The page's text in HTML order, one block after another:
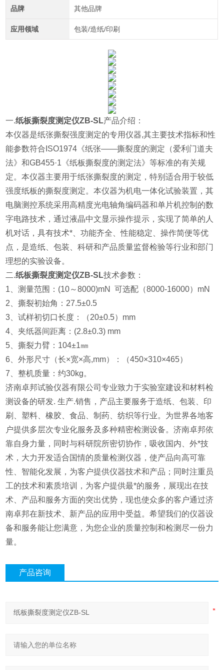
品牌 其他品牌
应用领域 包装/造纸/印刷
一.纸板撕裂度测定仪ZB-SL产品介绍：
本仪器是纸张撕裂强度测定的专用仪器,其主要技术指标和性
能参数符合ISO1974《纸张——撕裂度的测定（爱利门道夫
法》和GB455·1《纸板撕裂度的测定法》等标准的有关规
定。本仪器主要用于纸张撕裂度的测定，特别适合用于较低
强度纸板的撕裂度测定。本仪器为机电一体化试验装置，其
电脑测控系统采用高精度光电轴角编码器和单片机控制的数
字电路技术，通过液晶中文显示操作提示，实现了简单的人
机对话，具有技术*、功能齐全、性能稳定、操作简便等优
点，是造纸、包装、科研和产品质量监督检验等行业和部门
理想的实验设备。
二.纸板撕裂度测定仪ZB-SL技术参数：
1、测量范围： (10～8000)mN可选配（8000-16000） mN
2、撕裂初始角：27.5±0.5
3、试样初切口长度：（20±0.5）mm
4、夹纸器间距离：(2.8±0.3) mm
5、撕裂力臂：104±1㎜
6、外形尺寸（长×宽×高,mm）：（450×310×465）
7、整机质量：约30kg。
济南卓邦试验仪器有限公司专业致力于实验室建设和材料检
测设备的研发. 生产.销售，产品主要服务于造纸、包装、印
刷、塑料、橡胶、食品、制药、纺织等行业。为世界各地客
户提供多层次专业化服务及多种精密检测设备。济南卓邦依
靠自身力量，同时与科研院所密切协作，吸收国内、外*技
术，大力开发适合国情的质量检测仪器，使产品向高可靠
性、智能化发展，为客户提供仪器技术和产品；同时注重员
工的技术和素质培训，为客户提供最*的服务，展现出在技
术、产品和服务方面的突出优势，现也使众多的客户通过济
南卓邦在新技术、新产品的应用中受益。希望我们的仪器设
备和服务能让您满意，为您企业的质量控制和检测尽一份力
量。
产品咨询